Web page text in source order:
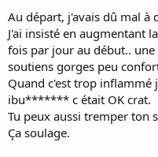
Au départ, j'avais dû mal à
J'ai insisté en augmentant
fois par jour au début..
soutiens gorges peu
Quand c'est trop
ibu******* c était OK crat.
Tu peux aussi tremper ton
Ça soulage.